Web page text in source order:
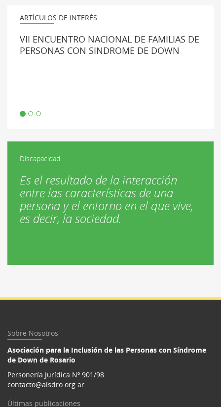
ARTÍCULOS DE INTERÉS
VII ENCUENTRO NACIONAL DE FAMILIAS DE
PERSONAS CON SINDROME DE DOWN
Discapacidad:
Es el resultado de la interacción
entre las características de una
persona y el entorno en el que vive,
es decir, la sociedad.
Sobre Nosotros
Asociación para la Inclusión de las Personas con Síndrome
de Down de Rosario
Personería Jurídica Nº 901/98
contacto@aisdro.org.ar
Últimas publicaciones